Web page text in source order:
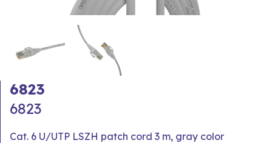
6823
6823
Cat. 6 U/UTP LSZH patch cord 3 m, gray color